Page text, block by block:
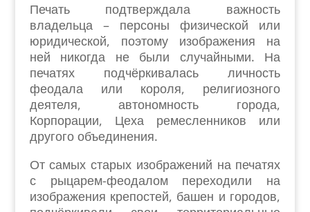
Печать подтверждала важность
владельца – персоны физической или
юридической, поэтому изображения на
ней никогда не были случайными. На
печатях подчёркивалась личность
феодала или короля, религиозного
деятеля, автономность города,
Корпорации, Цеха ремесленников или
другого объединения.
От самых старых изображений на печатях
с рыцарем-феодалом переходили на
изображения крепостей, башен и городов,